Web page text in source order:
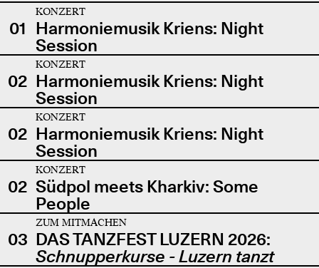
01
KONZERT
Harmoniemusik Kriens: Night
Session
02
KONZERT
Harmoniemusik Kriens: Night
Session
02
KONZERT
Harmoniemusik Kriens: Night
Session
02
KONZERT
Südpol meets Kharkiv: Some
People
03
ZUM MITMACHEN
DAS TANZFEST LUZERN 2026:
Schnupperkurse - Luzern tanzt